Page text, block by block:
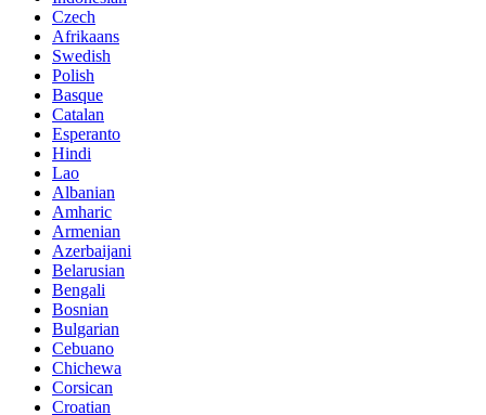
Czech
Afrikaans
Swedish
Polish
Basque
Catalan
Esperanto
Hindi
Lao
Albanian
Amharic
Armenian
Azerbaijani
Belarusian
Bengali
Bosnian
Bulgarian
Cebuano
Chichewa
Corsican
Croatian